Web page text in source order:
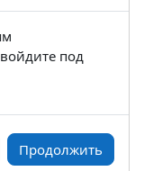
под
Продолжить